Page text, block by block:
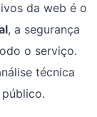
da web é o
, a segurança
o serviço.
técnica